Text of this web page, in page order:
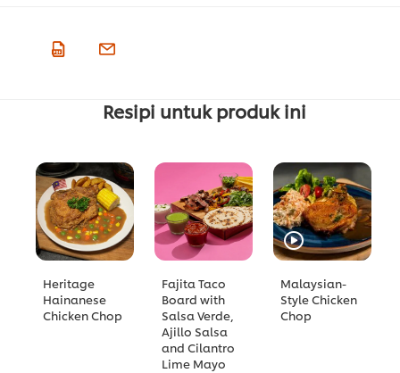
Resipi untuk produk ini
Heritage
Hainanese
Chicken Chop
Fajita Taco
Board with
Salsa Verde,
Ajillo Salsa
and Cilantro
Lime Mayo
Malaysian-
Style Chicken
Chop